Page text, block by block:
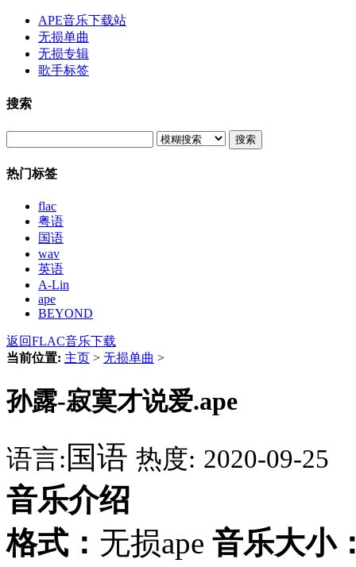
APE音乐下载站
无损单曲
无损专辑
歌手标签
搜索
搜索
热门标签
flac
粤语
国语
wav
英语
A-Lin
ape
BEYOND
返回FLAC音乐下载
当前位置: 主页 > 无损单曲 >
孙露-寂寞才说爱.ape
语言:国语 热度: 2020-09-25
音乐介绍
格式： 无损ape 音乐大小